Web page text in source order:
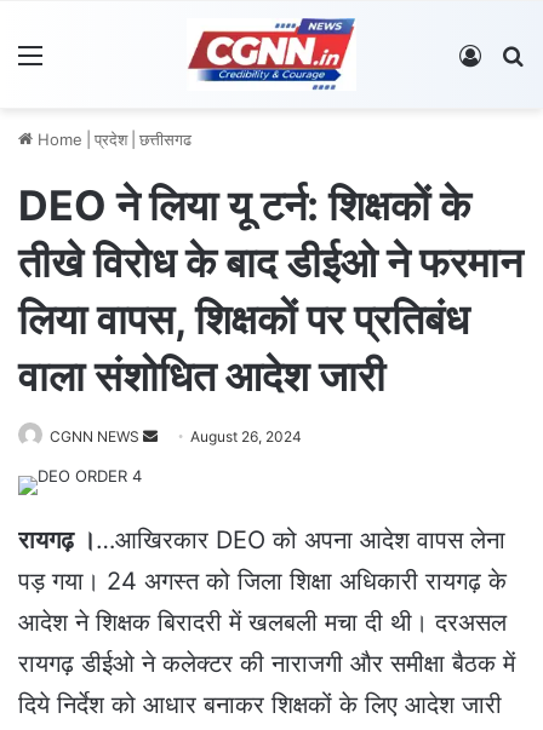
Log In
Home प्रदेश छत्तीसगढ
DEO ने लिया यू टर्न: शिक्षकों के
तीखे विरोध के बाद डीईओ ने फरमान
लिया वापस, शिक्षकों पर प्रतिबंध
वाला संशोधित आदेश जारी
CGNN NEWS
a
n
e
a
i
August 26, 2024
रायगढ़ ।…आखिरकार DEO को अपना आदेश वापस लेना
पड़ गया। 24 अगस्त को जिला शिक्षा अधिकारी रायगढ़ के
आदेश ने शिक्षक बिरादरी में खलबली मचा दी थी। दरअसल
रायगढ़ डीईओ ने कलेक्टर की नाराजगी और समीक्षा बैठक में
दिये निर्देश को आधार बनाकर शिक्षकों के लिए आदेश जारी